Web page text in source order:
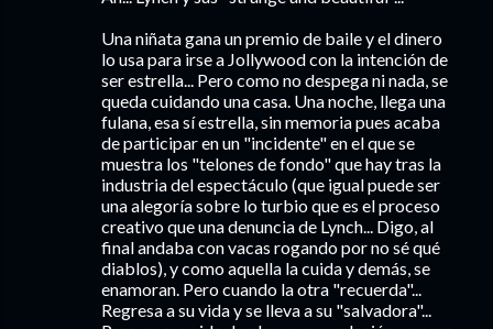
Una niñata gana un premio de baile y el dinero
lo usa para irse a Jollywood con la intención de
ser estrella... Pero como no despega ni nada, se
queda cuidando una casa. Una noche, llega una
fulana, esa sí estrella, sin memoria pues acaba
de participar en un "incidente" en el que se
muestra los "telones de fondo" que hay tras la
industria del espectáculo (que igual puede ser
una alegoría sobre lo turbio que es el proceso
creativo que una denuncia de Lynch... Digo, al
final andaba con vacas rogando por no sé qué
diablos), y como aquella la cuida y demás, se
enamoran. Pero cuando la otra "recuerda"...
Regresa a su vida y se lleva a su "salvadora"...